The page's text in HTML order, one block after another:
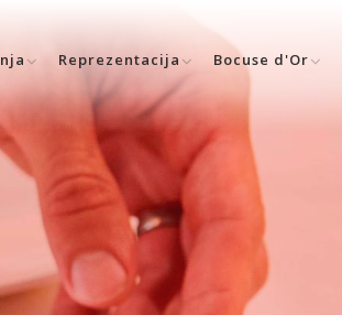
Reprezentacija Bocuse d'Or